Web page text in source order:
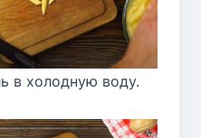
в холодную воду.